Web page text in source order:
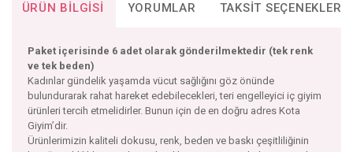
ÜRÜN BILGISI YORUMLAR TAKSIT SEÇENEKLERI
Paket içerisinde 6 adet olarak gönderilmektedir (tek renk
ve tek beden)
Kadınlar gündelik yaşamda vücut sağlığını göz önünde
bulundurarak rahat hareket edebilecekleri, teri engelleyici iç giyim
ürünleri tercih etmelidirler. Bunun için de en doğru adres Kota
Giyim’dir.
Ürünlerimizin kaliteli dokusu, renk, beden ve baskı çeşitliliğinin